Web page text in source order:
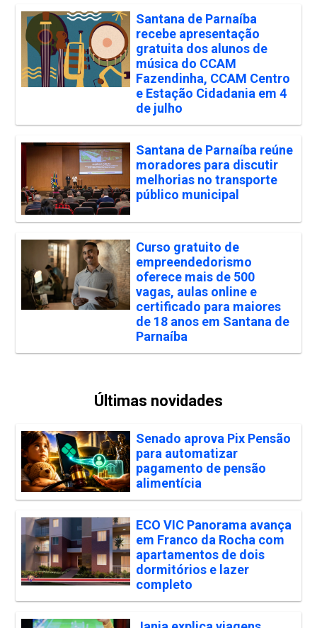
Santana de Parnaíba
recebe apresentação
gratuita dos alunos de
música do CCAM
Fazendinha, CCAM Centro
e Estação Cidadania em 4
de julho
Santana de Parnaíba reúne
moradores para discutir
melhorias no transporte
público municipal
Curso gratuito de
empreendedorismo
oferece mais de 500
vagas, aulas online e
certificado para maiores
de 18 anos em Santana de
Parnaíba
Últimas novidades
Senado aprova Pix Pensão
para automatizar
pagamento de pensão
alimentícia
ECO VIC Panorama avança
em Franco da Rocha com
apartamentos de dois
dormitórios e lazer
completo